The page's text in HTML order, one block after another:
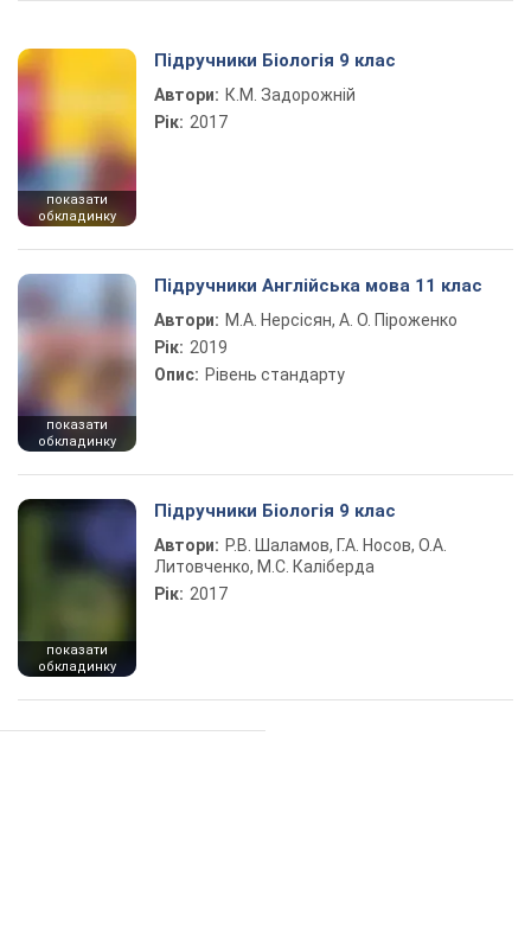
показати
обкладинку
Підручники Біологія 9 клас
Автори: К.М. Задорожній
Рік: 2017
показати
обкладинку
Підручники Англійська мова 11 клас
Автори: М.А. Нерсісян, А. О. Піроженко
Рік: 2019
Опис: Рівень стандарту
показати
обкладинку
Підручники Біологія 9 клас
Автори: Р.В. Шаламов, Г.А. Носов, О.А.
Литовченко, М.С. Каліберда
Рік: 2017